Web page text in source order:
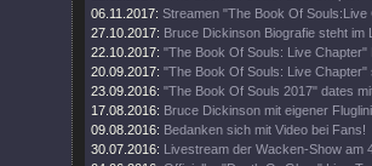
06.11.2017: Streamen "The Book Of Souls:Live
27.10.2017: Bruce Dickinson Biografie steht im
22.10.2017: "The Book Of Souls: Live Chapter"
20.09.2017: "The Book Of Souls: Live Chapter"
23.09.2016: "The Book Of Souls 2017" dates
17.08.2016: Bruce Dickinson mit eigener
09.08.2016: Bedanken sich mit Video bei Fans!
30.07.2016: Livestream der Wacken-Show am